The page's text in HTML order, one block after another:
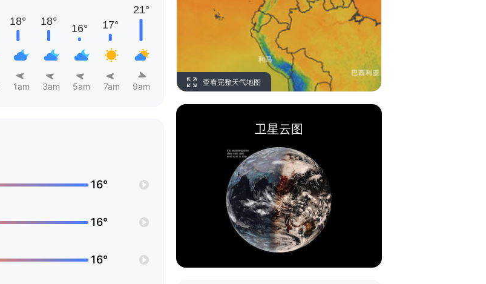
1am 3am 5am 7am 9am
16°
16°
16°
查看完整天气地图
卫星云图